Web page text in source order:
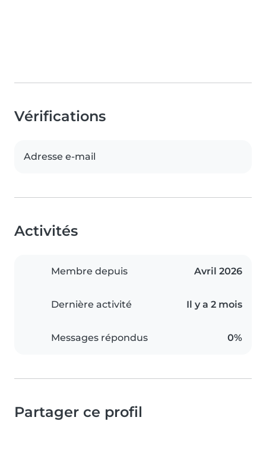
Vérifications
Adresse e-mail
Activités
Membre depuis Avril 2026
Dernière activité Il y a 2 mois
Messages répondus 0%
Partager ce profil